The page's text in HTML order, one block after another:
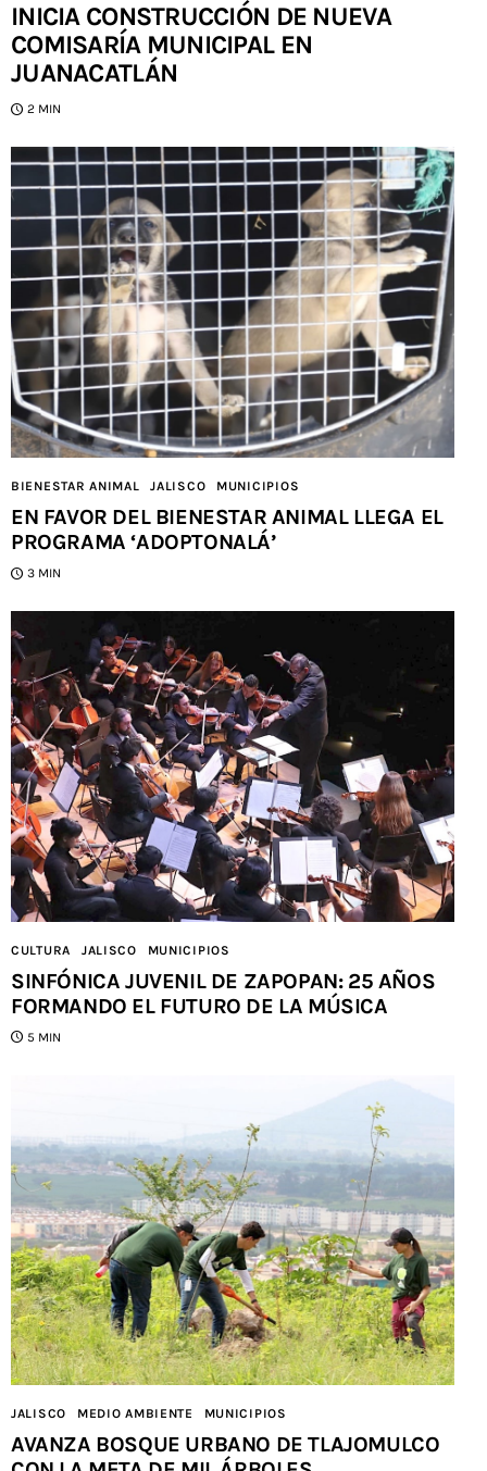
INICIA CONSTRUCCIÓN DE NUEVA
COMISARÍA MUNICIPAL EN
JUANACATLÁN
2 MIN
BIENESTAR ANIMAL JALISCO MUNICIPIOS
EN FAVOR DEL BIENESTAR ANIMAL LLEGA EL
PROGRAMA ‘ADOPTONALÁ’
3 MIN
CULTURA JALISCO MUNICIPIOS
SINFÓNICA JUVENIL DE ZAPOPAN: 25 AÑOS
FORMANDO EL FUTURO DE LA MÚSICA
5 MIN
JALISCO MEDIO AMBIENTE MUNICIPIOS
AVANZA BOSQUE URBANO DE TLAJOMULCO